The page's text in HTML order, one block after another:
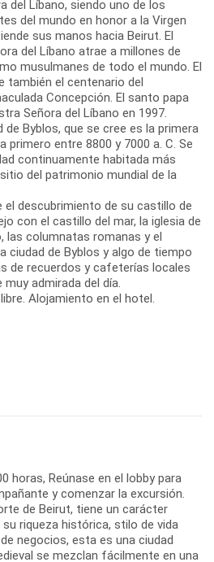
del Líbano, siendo uno de los
del mundo en honor a la Virgen
sus manos hacia Beirut. El
del Líbano atrae a millones de
musulmanes de todo el mundo. El
también el centenario del
Concepción. El santo papa
Señora del Líbano en 1997.
de Byblos, que se cree es la primera
primero entre 8800 y 7000 a. C. Se
continuamente habitada más
del patrimonio mundial de la
descubrimiento de su castillo de
con el castillo del mar, la iglesia de
las columnatas romanas y el
ciudad de Byblos y algo de tiempo
de recuerdos y cafeterías locales
admirada del día.
Alojamiento en el hotel.
horas, Reúnase en el lobby para
y comenzar la excursión.
de Beirut, tiene un carácter
riqueza histórica, stilo de vida
negocios, esta es una ciudad
se mezclan fácilmente en una